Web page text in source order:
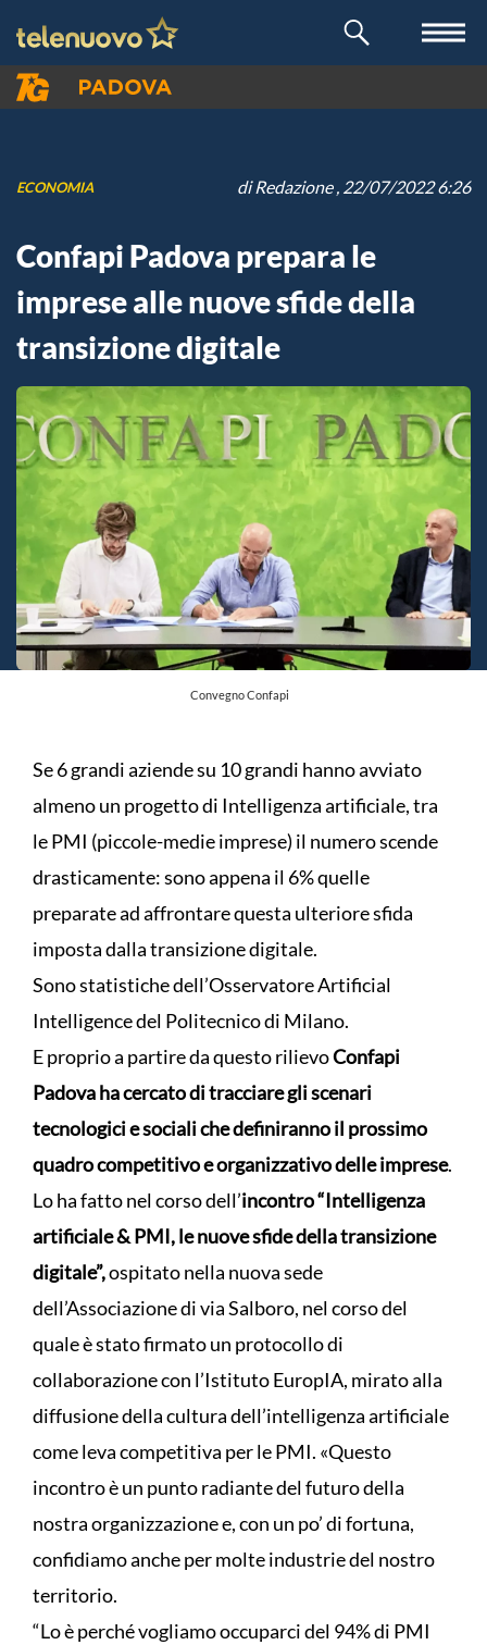
ECONOMIA diRedazione, 22/07/2022 6:26
Confapi Padova prepara le
imprese alle nuove sfide della
transizione digitale
Convegno Confapi
Se 6 grandi aziende su 10 grandi hanno avviato
almeno un progetto di Intelligenza artificiale, tra
le PMI (piccole-medie imprese) il numero scende
drasticamente: sono appena il 6% quelle
preparate ad affrontare questa ulteriore sfida
imposta dalla transizione digitale.
Sono statistiche dell’Osservatore Artificial
Intelligence del Politecnico di Milano.
E proprio a partire da questo rilievoConfapi
Padova ha cercato di tracciare gli scenari
tecnologici e sociali che definiranno il prossimo
quadro competitivo e organizzativo delle imprese.
Lo ha fatto nel corso dell’incontro “Intelligenza
artificiale & PMI, le nuove sfide della transizione
digitale”,ospitato nella nuova sede
dell’Associazione di via Salboro, nel corso del
quale è stato firmato un protocollo di
collaborazione con l’Istituto EuropIA, mirato alla
diffusione della cultura dell’intelligenza artificiale
come leva competitiva per le PMI. «Questo
incontro è un punto radiante del futuro della
nostra organizzazione e, con un po’ di fortuna,
confidiamo anche per molte industrie del nostro
territorio.
“Lo è perché vogliamo occuparci del 94% di PMI